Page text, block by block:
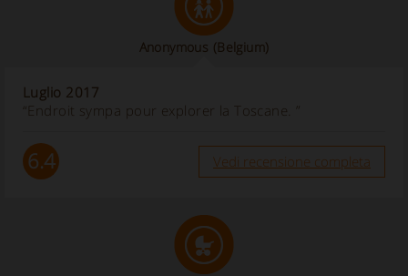
Anonymous (Belgium)
Luglio 2017
“Endroit sympa pour explorer la Toscane. ”
6.4 Vedi recensione completa